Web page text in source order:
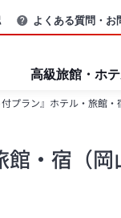
よくある質問・お
高級旅館・ホ
付プラン』ホテル・旅館・
・宿（岡